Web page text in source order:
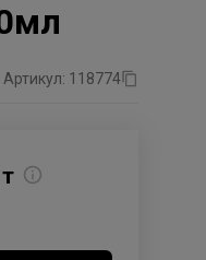
Артикул: 118774